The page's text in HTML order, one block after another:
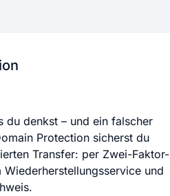
du denkst – und ein falscher
Protection sicherst du
Transfer: per Zwei-Faktor-
und